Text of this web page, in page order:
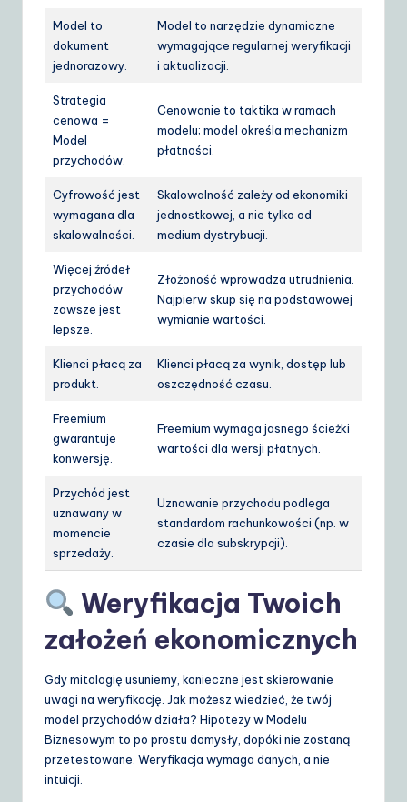
Model to
dokument
jednorazowy.
Model to narzędzie dynamiczne
wymagające regularnej weryfikacji
i aktualizacji.
Strategia
cenowa =
Model
przychodów.
Cenowanie to taktika w ramach
modelu; model określa mechanizm
płatności.
Cyfrowość jest
wymagana dla
skalowalności.
Skalowalność zależy od ekonomiki
jednostkowej, a nie tylko od
medium dystrybucji.
Więcej źródeł
przychodów
zawsze jest
lepsze.
Złożoność wprowadza utrudnienia.
Najpierw skup się na podstawowej
wymianie wartości.
Klienci płacą za
produkt.
Klienci płacą za wynik, dostęp lub
oszczędność czasu.
Freemium
gwarantuje
konwersję.
Freemium wymaga jasnego ścieżki
wartości dla wersji płatnych.
Przychód jest
uznawany w
momencie
sprzedaży.
Uznawanie przychodu podlega
standardom rachunkowości (np. w
czasie dla subskrypcji).
Weryfikacja Twoich
założeń ekonomicznych
Gdy mitologię usuniemy, konieczne jest skierowanie
uwagi na weryfikację. Jak możesz wiedzieć, że twój
model przychodów działa? Hipotezy w Modelu
Biznesowym to po prostu domysły, dopóki nie zostaną
przetestowane. Weryfikacja wymaga danych, a nie
intuicji.